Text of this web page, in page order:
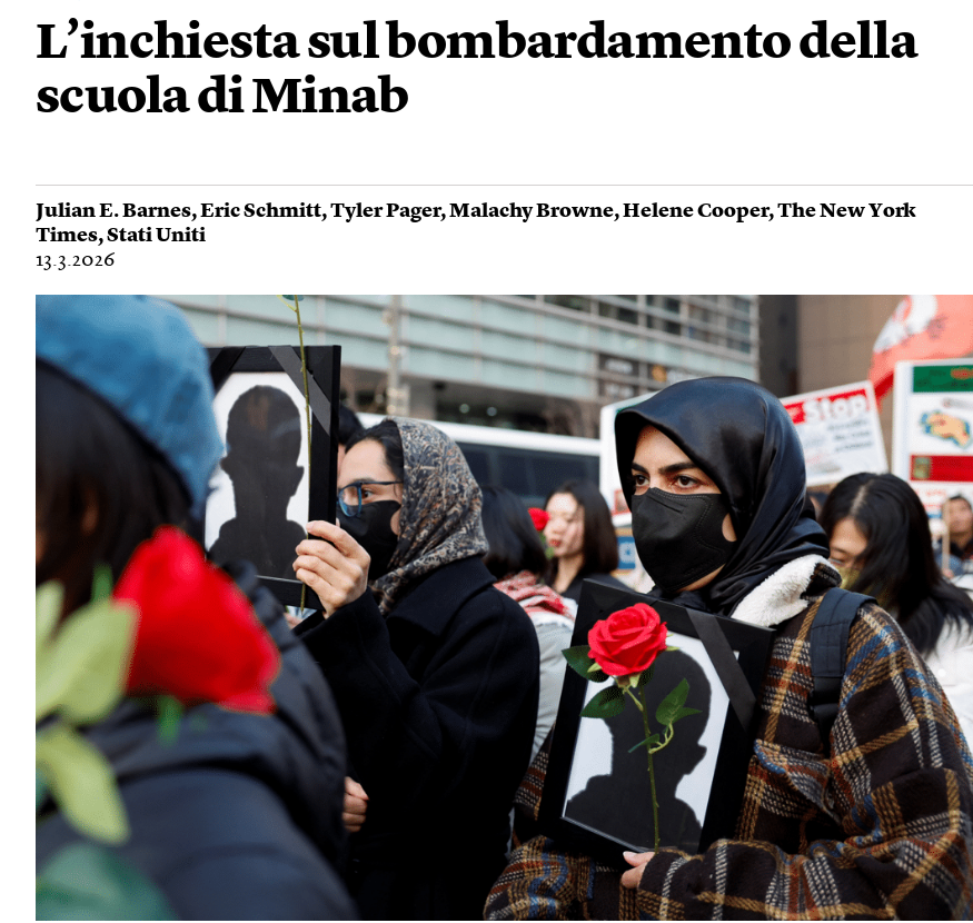
L’inchiesta sul bombardamento della
scuola di Minab
Julian E. Barnes,Eric Schmitt,Tyler Pager,Malachy Browne,Helene Cooper,The New York
Times,Stati Uniti
13.3.2026